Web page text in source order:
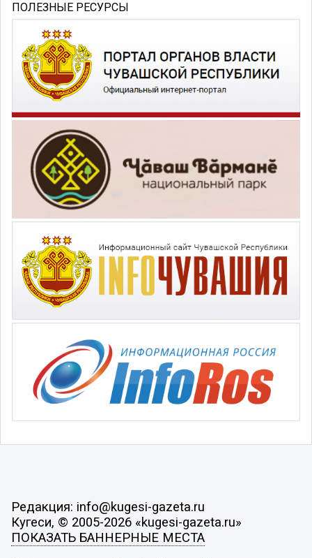
ПОЛЕЗНЫЕ РЕСУРСЫ
Редакция: info@kugesi-gazeta.ru
Кугеси, © 2005-2026 «kugesi-gazeta.ru»
ПОКАЗАТЬ БАННЕРНЫЕ МЕСТА